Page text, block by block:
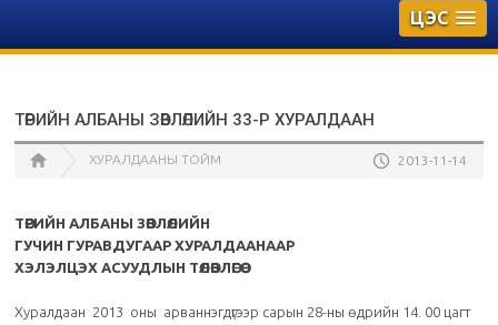
ЦЭС
ТӨРИЙН АЛБАНЫ ЗӨВЛӨЛИЙН 33-Р ХУРАЛДААН
ХУРАЛДААНЫ ТОЙМ 2013-11-14
ТӨРИЙН АЛБАНЫ ЗӨВЛӨЛИЙН
ГУЧИН ГУРАВДУГААР ХУРАЛДААНААР
ХЭЛЭЛЦЭХ АСУУДЛЫН ТӨЛӨВЛӨГӨӨ
Хуралдаан 2013 оны арваннэгдүгээр сарын 28-ны өдрийн 14. 00 цагт